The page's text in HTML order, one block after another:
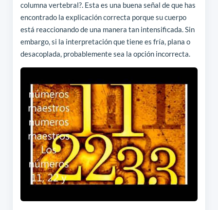
columna vertebral?. Esta es una buena señal de que has
encontrado la explicación correcta porque su cuerpo
está reaccionando de una manera tan intensificada. Sin
embargo, si la interpretación que tiene es fría, plana o
desacoplada, probablemente sea la opción incorrecta.